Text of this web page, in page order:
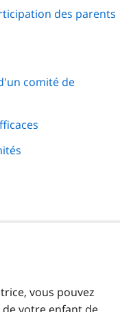
des parents
comité de
vous pouvez
votre enfant de